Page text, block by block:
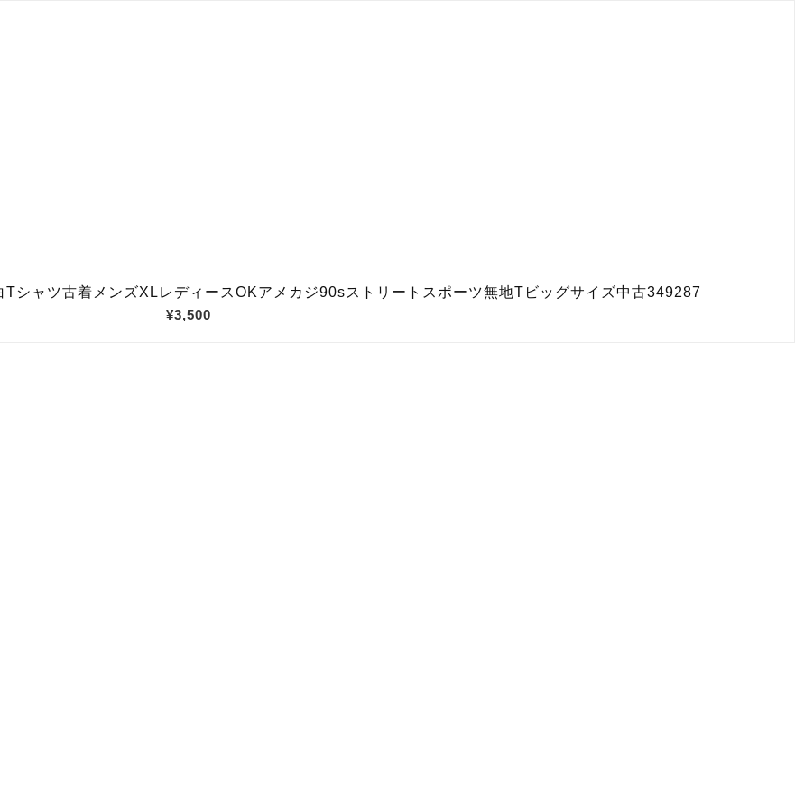
シャツ古着メンズXLレディースOKアメカジ90sストリートスポーツ無地Tビッグサイズ中古349287
¥3,500